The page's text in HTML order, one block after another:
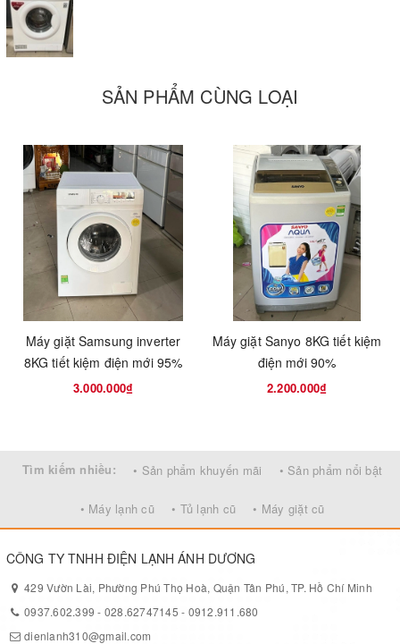
Chức năng giặt đồ trẻ em
Hệ thống giặt thông minh, tự động cảm
biến lượng giặt
Nhiều mức nhiệt độ tuỳ chọn:
95/60/40/30/ Lạnh
Đường kính cửa lớn 30cm, góc mở rộng
Kích thước ( R
600x550x850
SẢN PHẨM CÙNG LOẠI
Máy giặt Samsung inverter
8KG tiết kiệm điện mới 95%
3.000.000₫
Máy giặt Sanyo 8KG tiết kiệm
điện mới 90%
2.200.000₫
Tìm kiếm nhiều: • Sản phẩm khuyến mãi • Sản phẩm nổi bật
• Máy lạnh cũ • Tủ lạnh cũ • Máy giặt cũ
CÔNG TY TNHH ĐIỆN LẠNH ÁNH DƯƠNG
429 Vườn Lài, Phường Phú Thọ Hoà, Quận Tân Phú, TP. Hồ Chí Minh
0937.602.399 - 028.62747145 - 0912.911.680
dienlanh310@gmail.com